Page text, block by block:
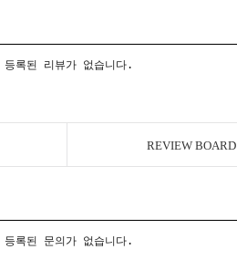
등록된 리뷰가 없습니다.
REVIEW BOARD
등록된 문의가 없습니다.